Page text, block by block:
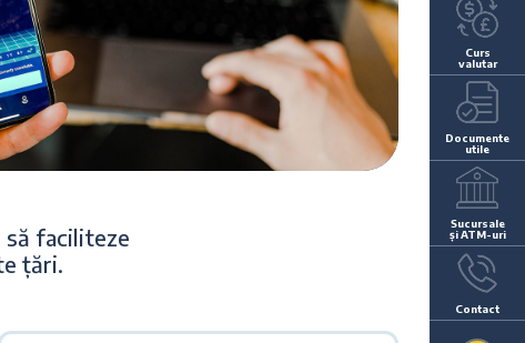
Curs
valutar
Documente
utile
Sucursale
și ATM-uri
Contact
să faciliteze
țări.